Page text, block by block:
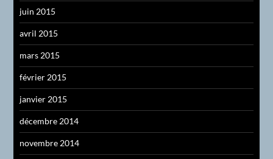
juin 2015
avril 2015
mars 2015
février 2015
janvier 2015
décembre 2014
novembre 2014